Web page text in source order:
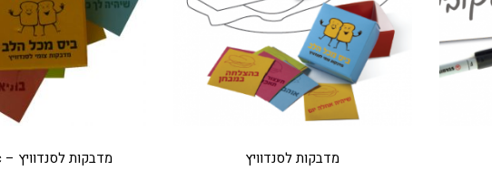
מדבקות לסנדוויץ מדבקות לסנדוויץ – Symantec